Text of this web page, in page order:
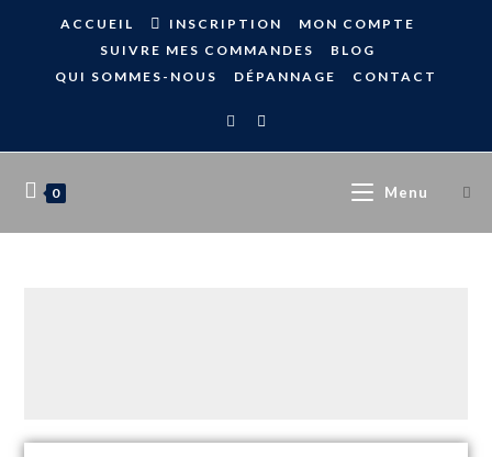
ACCUEIL INSCRIPTION
MON COMPTE
SUIVRE MES COMMANDES
BLOG
QUI SOMMES-NOUS
DÉPANNAGE CONTACT
0 Menu